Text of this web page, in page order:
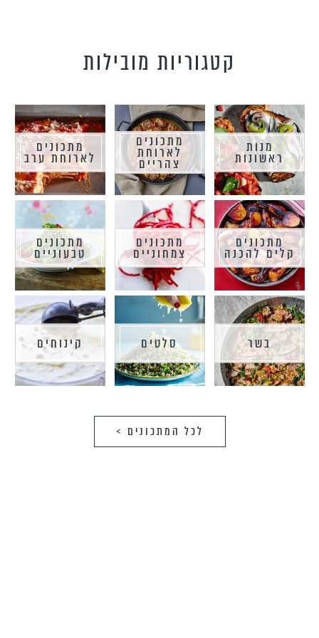
קטגוריות מובילות
מנות
ראשונות
מתכונים
לארוחת
צהריים
מתכונים
לארוחת ערב
מתכונים
קלים להכנה
מתכונים
צמחוניים
מתכונים
טבעוניים
בשר סלטים קינוחים
לכל המתכונים >